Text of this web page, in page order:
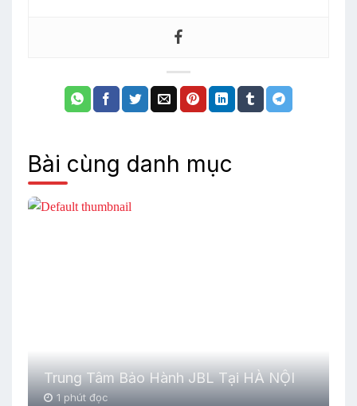
Bài cùng danh mục
Trung Tâm Bảo Hành JBL Tại HÀ NỘI
1 phút đọc